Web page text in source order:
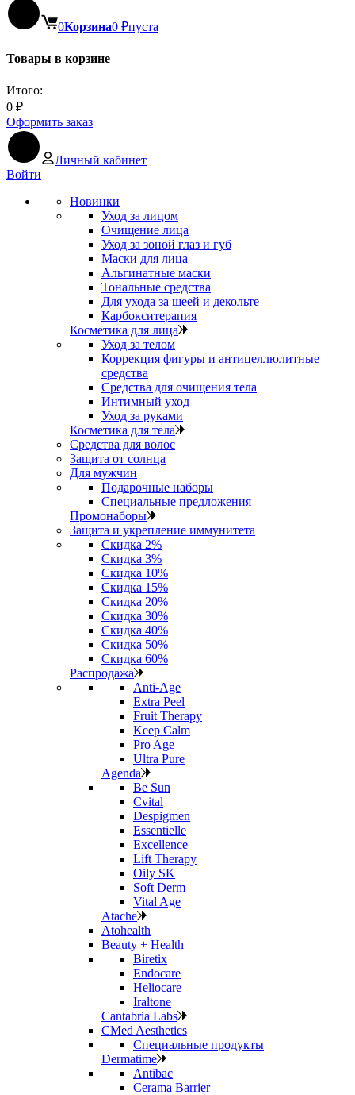
0Корзина0 ₽пуста
Товары в корзине
Итого:
0 ₽
Оформить заказ
Личный кабинет
Войти
Новинки
Уход за лицом
Очищение лица
Уход за зоной глаз и губ
Маски для лица
Альгинатные маски
Тональные средства
Для ухода за шеей и декольте
Карбокситерапия
Косметика для лица
Уход за телом
Коррекция фигуры и антицеллюлитные
средства
Средства для очищения тела
Интимный уход
Уход за руками
Косметика для тела
Средства для волос
Защита от солнца
Для мужчин
Подарочные наборы
Специальные предложения
Промонаборы
Защита и укрепление иммунитета
Скидка 2%
Скидка 3%
Скидка 10%
Скидка 15%
Скидка 20%
Скидка 30%
Скидка 40%
Скидка 50%
Скидка 60%
Распродажа
Anti‑Age
Extra Peel
Fruit Therapy
Keep Calm
Pro Age
Ultra Pure
Agenda
Be Sun
Cvital
Despigmen
Essentielle
Excellence
Lift Therapy
Oily SK
Soft Derm
Vital Age
Atache
Atohealth
Beauty + Health
Biretix
Endocare
Heliocare
Iraltone
Cantabria Labs
CMed Aesthetics
Специальные продукты
Dermatime
Antibac
Cerama Barrier